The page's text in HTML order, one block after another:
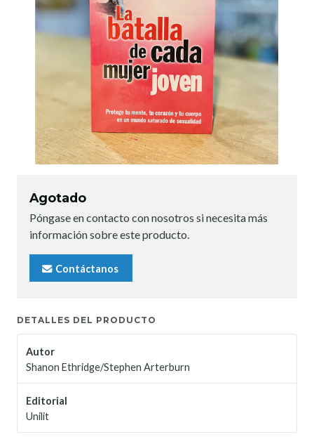
Agotado
Póngase en contacto con nosotros si necesita más
información sobre este producto.
Contáctanos
DETALLES DEL PRODUCTO
Autor
Shanon Ethridge/Stephen Arterburn
Editorial
Unilit